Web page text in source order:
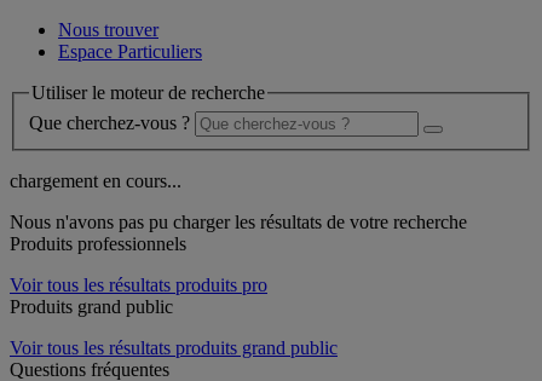
Nous trouver
Espace Particuliers
Utiliser le moteur de recherche
Que cherchez-vous ?
chargement en cours...
Nous n'avons pas pu charger les résultats de votre recherche
Produits professionnels
Voir tous les résultats produits pro
Produits grand public
Voir tous les résultats produits grand public
Questions fréquentes